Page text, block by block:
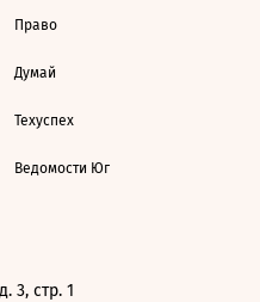
Право
Думай
Техуспех
Ведомости Юг
3, стр. 1